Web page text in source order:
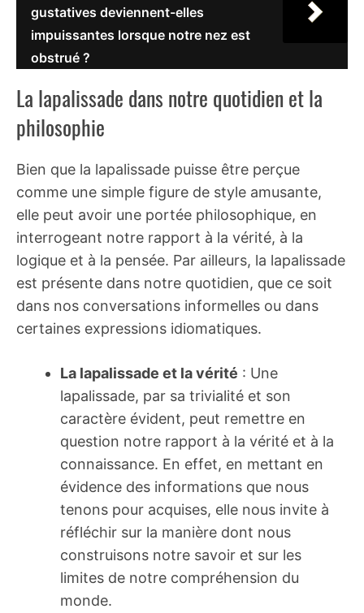
gustatives deviennent-elles
impuissantes lorsque notre nez est
obstrué ?
La lapalissade dans notre quotidien et la
philosophie
Bien que la lapalissade puisse être perçue
comme une simple figure de style amusante,
elle peut avoir une portée philosophique, en
interrogeant notre rapport à la vérité, à la
logique et à la pensée. Par ailleurs, la lapalissade
est présente dans notre quotidien, que ce soit
dans nos conversations informelles ou dans
certaines expressions idiomatiques.
La lapalissade et la vérité : Une
lapalissade, par sa trivialité et son
caractère évident, peut remettre en
question notre rapport à la vérité et à la
connaissance. En effet, en mettant en
évidence des informations que nous
tenons pour acquises, elle nous invite à
réfléchir sur la manière dont nous
construisons notre savoir et sur les
limites de notre compréhension du
monde.